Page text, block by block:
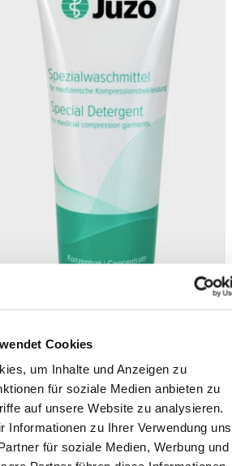
Cookies
um Inhalte und Anzeigen zu
für soziale Medien anbieten zu
auf unsere Website zu analysieren.
Informationen zu Ihrer Verwendung
für soziale Medien, Werbung und